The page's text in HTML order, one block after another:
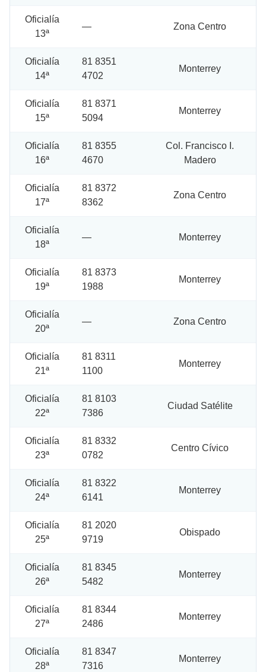
Oficialía
13ª
— Zona Centro
Oficialía
14ª
81 8351
4702
Monterrey
Oficialía
15ª
81 8371
5094
Monterrey
Oficialía
16ª
81 8355
4670
Col. Francisco I.
Madero
Oficialía
17ª
81 8372
8362
Zona Centro
Oficialía
18ª
— Monterrey
Oficialía
19ª
81 8373
1988
Monterrey
Oficialía
20ª
— Zona Centro
Oficialía
21ª
81 8311
1100
Monterrey
Oficialía
22ª
81 8103
7386
Ciudad Satélite
Oficialía
23ª
81 8332
0782
Centro Cívico
Oficialía
24ª
81 8322
6141
Monterrey
Oficialía
25ª
81 2020
9719
Obispado
Oficialía
26ª
81 8345
5482
Monterrey
Oficialía
27ª
81 8344
2486
Monterrey
Oficialía
28ª
81 8347
7316
Monterrey